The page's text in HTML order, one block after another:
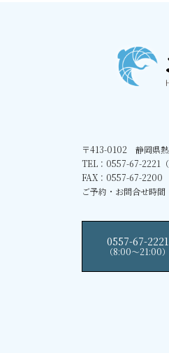
〒413-0102 静岡県
TEL：0557-67-2221（
FAX：0557-67-2200
ご予約・お問合せ時
0557-67-2221
（8:00〜21:00）